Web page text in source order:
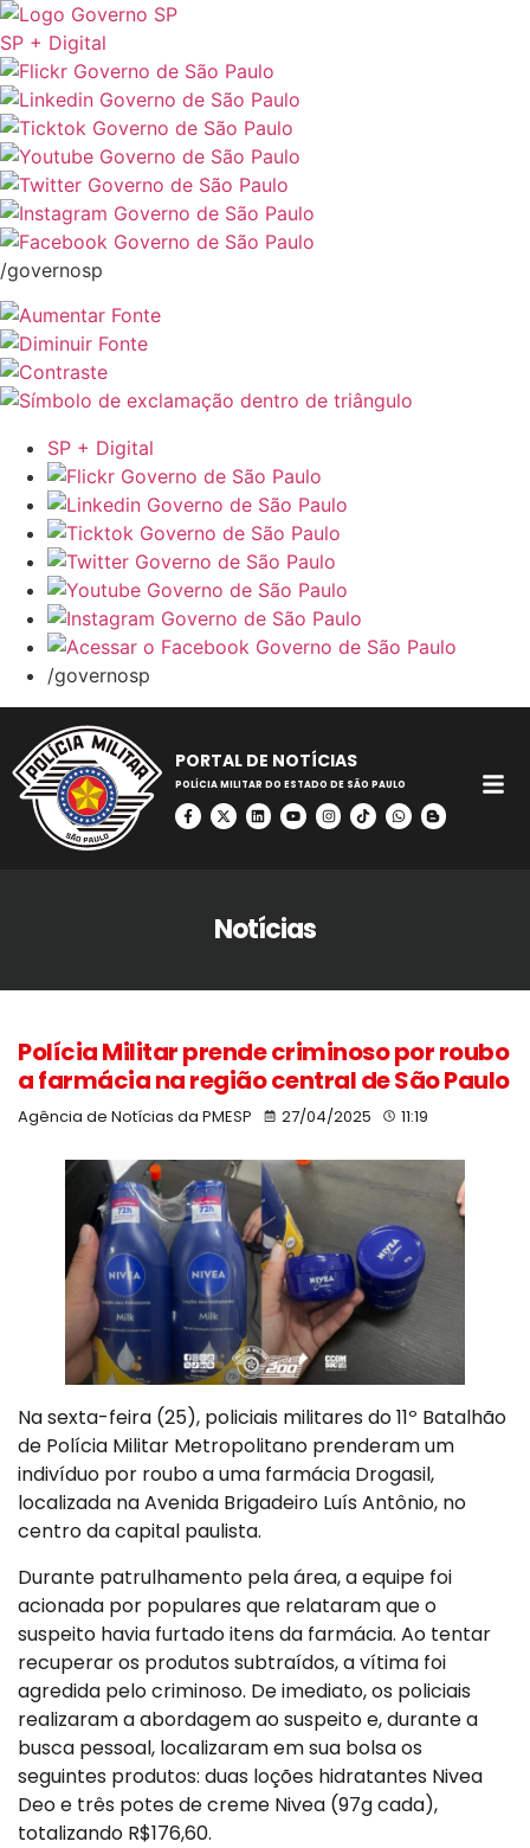
SP + Digital
/governosp
SP + Digital
/governosp
PORTAL DE NOTÍCIAS
POLÍCIA MILITAR DO ESTADO DE SÃO PAULO
Notícias
Polícia Militar prende criminoso por roubo
a farmácia na região central de São Paulo
Agência de Notícias da PMESP 27/04/2025 11:19
Na sexta-feira (25), policiais militares do 11º Batalhão
de Polícia Militar Metropolitano prenderam um
indivíduo por roubo a uma farmácia Drogasil,
localizada na Avenida Brigadeiro Luís Antônio, no
centro da capital paulista.
Durante patrulhamento pela área, a equipe foi
acionada por populares que relataram que o
suspeito havia furtado itens da farmácia. Ao tentar
recuperar os produtos subtraídos, a vítima foi
agredida pelo criminoso. De imediato, os policiais
realizaram a abordagem ao suspeito e, durante a
busca pessoal, localizaram em sua bolsa os
seguintes produtos: duas loções hidratantes Nivea
Deo e três potes de creme Nivea (97g cada),
totalizando R$176,60.